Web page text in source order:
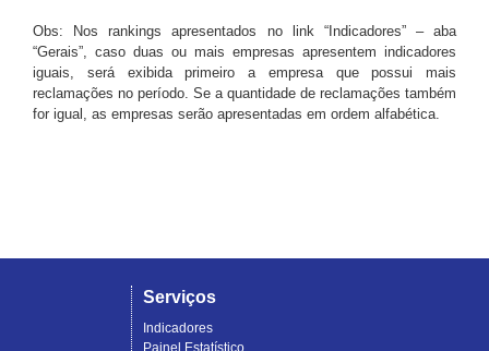
Obs: Nos rankings apresentados no link “Indicadores” – aba
“Gerais”, caso duas ou mais empresas apresentem indicadores
iguais, será exibida primeiro a empresa que possui mais
reclamações no período. Se a quantidade de reclamações também
for igual, as empresas serão apresentadas em ordem alfabética.
Serviços
Indicadores
Painel Estatístico